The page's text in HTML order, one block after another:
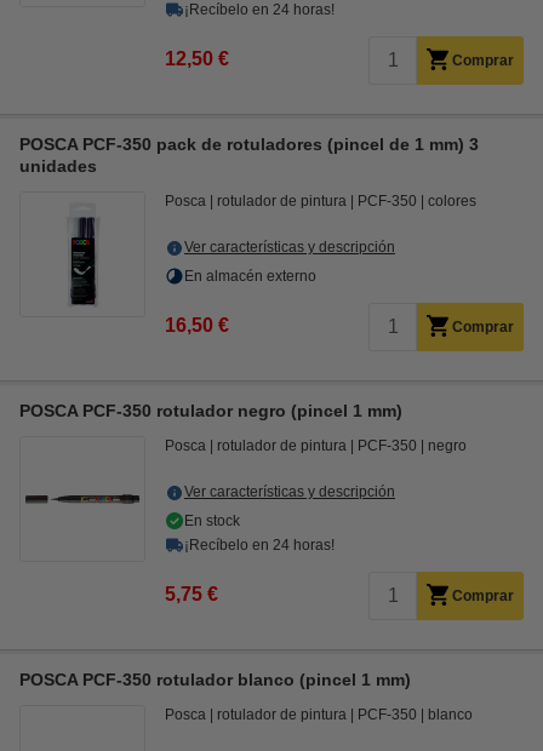
¡Recíbelo en 24 horas!
12,50 € Comprar
POSCA PCF-350 pack de rotuladores (pincel de 1 mm) 3
unidades
Posca rotulador de pintura PCF-350 colores
Ver características y descripción
En almacén externo
16,50 € Comprar
POSCA PCF-350 rotulador negro (pincel 1 mm)
Posca rotulador de pintura PCF-350 negro
Ver características y descripción
En stock
¡Recíbelo en 24 horas!
5,75 € Comprar
POSCA PCF-350 rotulador blanco (pincel 1 mm)
Posca rotulador de pintura PCF-350 blanco